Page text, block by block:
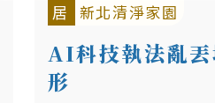
居 新北清淨家園
AI科技執法亂
形